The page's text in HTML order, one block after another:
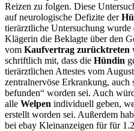
Reizen zu folgen. Diese
auf neurologische Defizite der
tierärztliche Untersuchung
Klägerin die Beklagte über den
vom Kaufvertrag zurücktreten
schriftlich mit, dass die Hündin
tierärztlichen Attestes vom
zentralnervöse Erkrankung,
befunden“ worden sei. Auch
alle Welpen individuell geben,
erstellt worden sei. Außerdem
bei ebay Kleinanzeigen für für